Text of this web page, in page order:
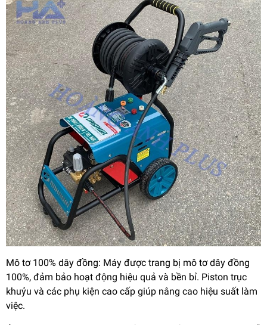
Mô tơ 100% dây đồng: Máy được trang bị mô tơ dây đồng
100%, đảm bảo hoạt động hiệu quả và bền bỉ. Piston trục
khuỷu và các phụ kiện cao cấp giúp nâng cao hiệu suất làm
việc.